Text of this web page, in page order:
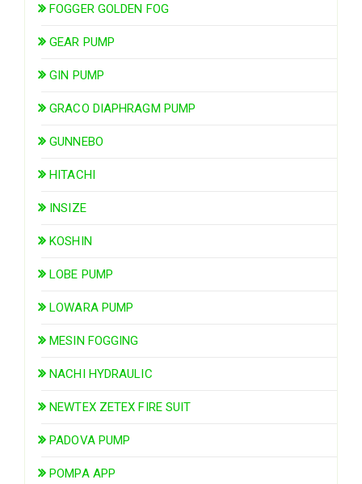
FOGGER GOLDEN FOG
GEAR PUMP
GIN PUMP
GRACO DIAPHRAGM PUMP
GUNNEBO
HITACHI
INSIZE
KOSHIN
LOBE PUMP
LOWARA PUMP
MESIN FOGGING
NACHI HYDRAULIC
NEWTEX ZETEX FIRE SUIT
PADOVA PUMP
POMPA APP